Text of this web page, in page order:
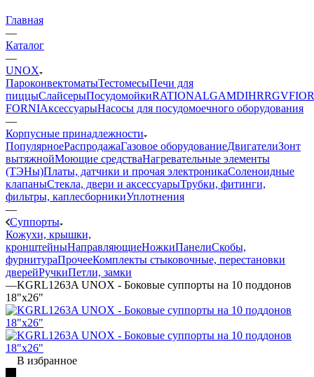
Главная
—
Каталог
—
UNOX
ПароконвектоматыТестомесыПечи для
пиццыСлайсерыПосудомойкиRATIONALGAMDIHRRGV
FORNIАксессуарыНасосы для посудомоечного оборудования
—
Корпусные принадлежности
ПопулярноеРаспродажаГазовое оборудованиеДвигателиЗонт
вытяжнойМоющие средстваНагревательные элементы
(ТЭНы)Платы, датчики и прочая электроникаСоленоидные
клапаныСтекла, двери и аксессуарыТрубки, фитинги,
фильтры, каплесборникиУплотнения
—
Суппорты
Кожухи, крышки,
кронштейныНаправляющиеНожкиПанелиCкобы,
фурнитураПрочееКомплекты стыковочные, перестановки
дверейРучкиПетли, замки
—KGRL1263A UNOX - Боковые суппорты на 10 поддонов
18"x26"
В избранное